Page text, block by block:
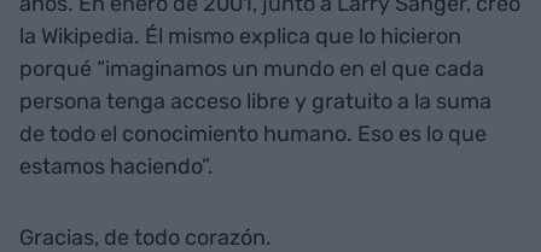
la Wikipedia. Él mismo explica que lo hicieron
porqué “imaginamos un mundo en el que cada
persona tenga acceso libre y gratuito a la suma
de todo el conocimiento humano. Eso es lo que
estamos haciendo”.
Gracias, de todo corazón.